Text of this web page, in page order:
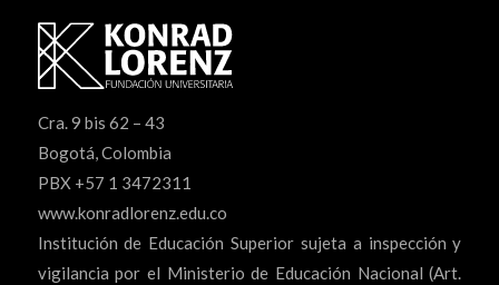
Cra. 9 bis 62 – 43
Bogotá, Colombia
PBX +57 1 3472311
www.konradlorenz.edu.co
Institución de Educación Superior sujeta a inspección y
vigilancia por el Ministerio de Educación Nacional (Art.